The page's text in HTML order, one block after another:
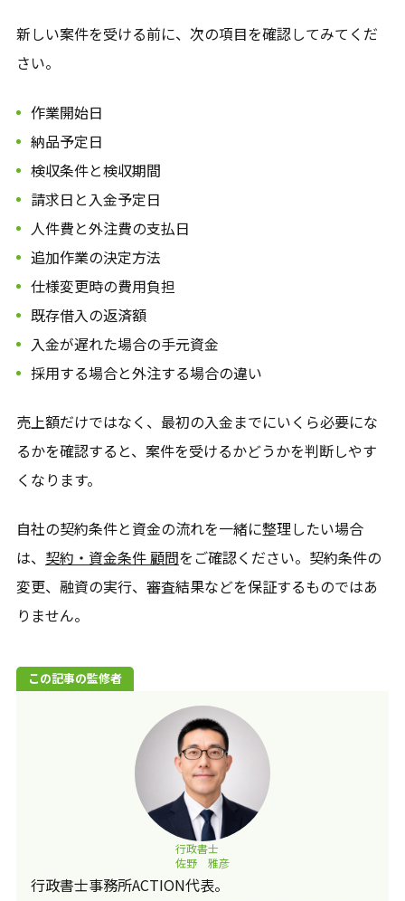
新しい案件を受ける前に、次の項目を確認してみてくだ
さい。
作業開始日
納品予定日
検収条件と検収期間
請求日と入金予定日
人件費と外注費の支払日
追加作業の決定方法
仕様変更時の費用負担
既存借入の返済額
入金が遅れた場合の手元資金
採用する場合と外注する場合の違い
売上額だけではなく、最初の入金までにいくら必要にな
るかを確認すると、案件を受けるかどうかを判断しやす
くなります。
自社の契約条件と資金の流れを一緒に整理したい場合
は、 契約・資金条件 顧問をご確認ください。契約条件の
変更、融資の実行、審査結果などを保証するものではあ
りません。
この記事の監修者
行政書士
佐野 雅彦
行政書士事務所ACTION代表。